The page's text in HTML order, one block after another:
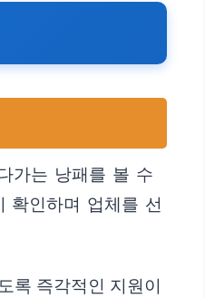
가는 낭패를 볼 수
확인하며 업체를 선
록 즉각적인 지원이